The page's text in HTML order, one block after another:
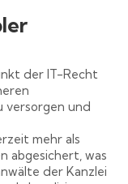
der IT-Recht
versorgen und
mehr als
abgesichert, was
der Kanzlei